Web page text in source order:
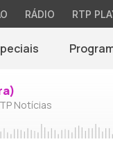
RÁDIO RTP
Notícias